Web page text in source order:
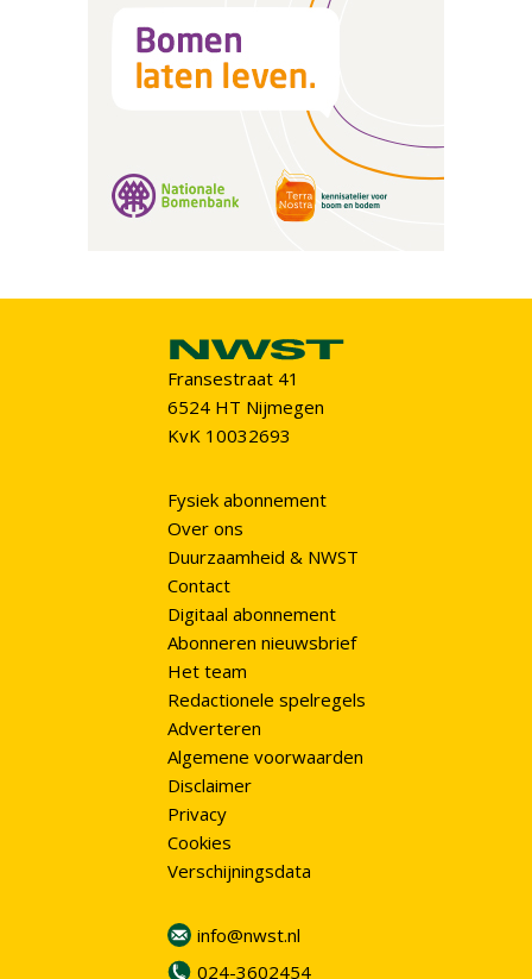
Fransestraat 41
6524 HT Nijmegen
KvK 10032693
Fysiek abonnement
Over ons
Duurzaamheid & NWST
Contact
Digitaal abonnement
Abonneren nieuwsbrief
Het team
Redactionele spelregels
Adverteren
Algemene voorwaarden
Disclaimer
Privacy
Cookies
Verschijningsdata
info@nwst.nl
024-3602454